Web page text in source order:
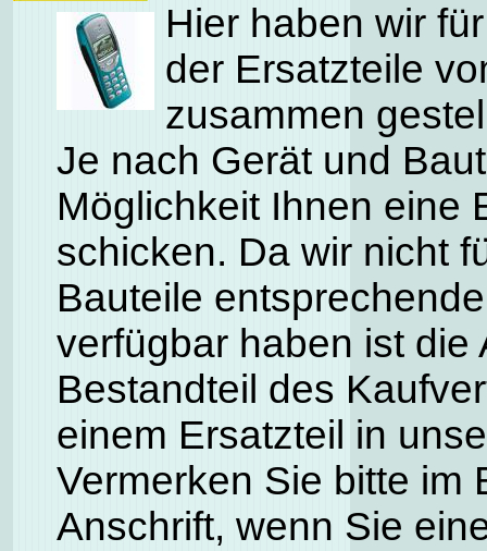
Hier haben wir
der Ersatzteile
zusammen
Je nach Gerät und
Möglichkeit Ihnen eine
schicken. Da wir nicht
Bauteile
verfügbar haben ist die
Bestandteil des
einem Ersatzteil in
Vermerken Sie bitte im
Anschrift, wenn Sie